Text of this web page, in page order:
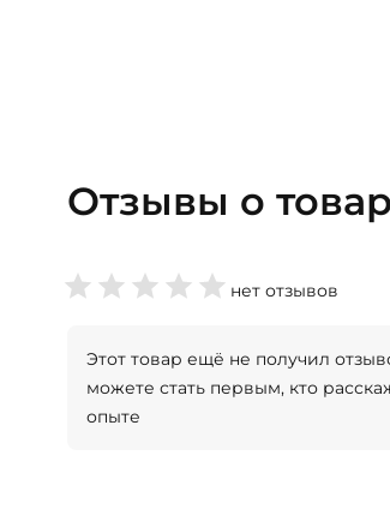
Отзывы о
нет отзывов
Этот товар ещё не получил
можете стать первым, кто
опыте